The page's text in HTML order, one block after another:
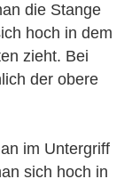
die Stange
hoch in dem
zieht. Bei
der obere
im Untergriff
sich hoch in